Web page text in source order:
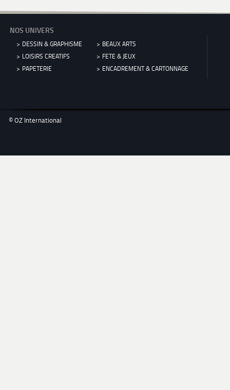
NOS UNIVERS
DESSIN & GRAPHISME
BEAUX ARTS
LOISIRS CREATIFS
FETE & JEUX
PAPETERIE
ENCADREMENT & CARTONNAGE
© OZ International